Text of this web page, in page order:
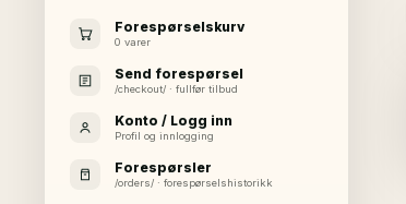
Forespørselskurv
0 varer
Send forespørsel
/checkout/ · fullfør tilbud
Konto / Logg inn
Profil og innlogging
Forespørsler
/orders/ · forespørselshistorikk